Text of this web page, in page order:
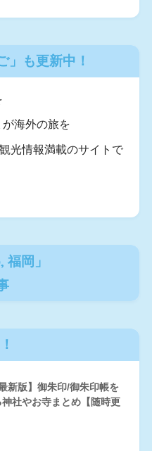
」も更新中！
海外の旅を
光情報満載のサイトで
, 福岡 」
新版】御朱印/御朱印帳を
社やお寺まとめ【随時更